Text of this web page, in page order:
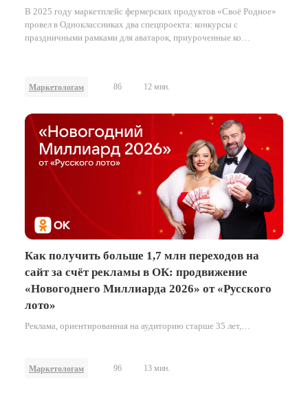
В 2025 году маркетплейс фермерских продуктов «Своё Родное»
провел в Одноклассниках два спецпроекта: конкурсы с
праздничными рамками для аватарок, приуроченные ко
Маркетологам 86 12 мин.
Как получить больше 1,7 млн переходов на
сайт за счёт рекламы в ОК: продвижение
«Новогоднего Миллиарда 2026» от «Русского
лото»
Реклама, ориентированная на аудиторию старше 35 лет,
социальной сети. В кейсе о том, как бренд «Столото» выстроил
Маркетологам 96 13 мин.